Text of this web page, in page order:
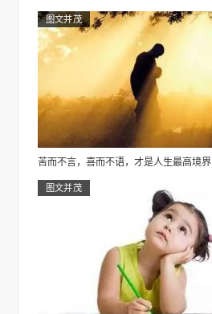
图文并茂
苦而不言，喜而不语，才是人生最高境界
图文并茂